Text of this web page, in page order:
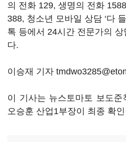
의 전화 129, 생명의 전화
388, 청소년 모바일 상담 ‘다
톡 등에서 24시간 전문가의 상
다.
이승재 기자
이 기사는 뉴스토마토 보도
오승훈 산업1부장이 최종 확